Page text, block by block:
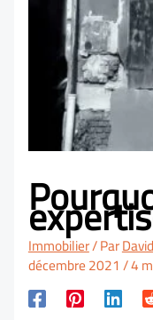
Immobilier/ Par
décembre 2021 /4